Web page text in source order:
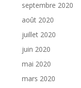
septembre 2020
août 2020
juillet 2020
juin 2020
mai 2020
mars 2020